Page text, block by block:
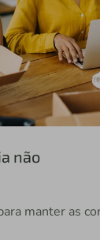
não
manter as